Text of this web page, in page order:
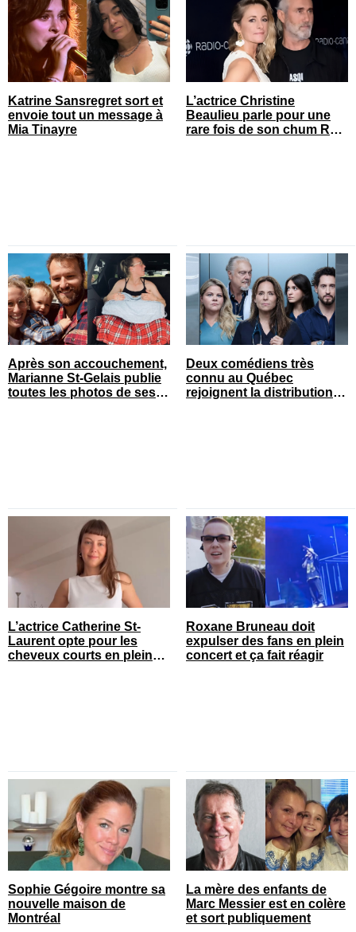
Katrine Sansregret sort et
envoie tout un message à
Mia Tinayre
L’actrice Christine
Beaulieu parle pour une
rare fois de son chum Roy
Après son accouchement,
Marianne St-Gelais publie
toutes les photos de ses
Deux comédiens très
connu au Québec
rejoignent la distribution
L’actrice Catherine St-
Laurent opte pour les
cheveux courts en pleine
Roxane Bruneau doit
expulser des fans en plein
concert et ça fait réagir
Sophie Gégoire montre sa
nouvelle maison de
Montréal
La mère des enfants de
Marc Messier est en colère
et sort publiquement